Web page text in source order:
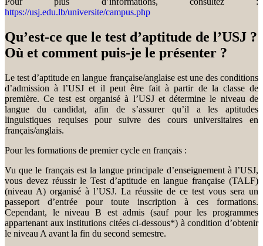
https://usj.edu.lb/universite/campus.php
Qu’est-ce que le test d’aptitude de l’USJ ?
Où et comment puis-je le présenter ?
Le test d’aptitude en langue française/anglaise est une des conditions
d’admission à l’USJ et il peut être fait à partir de la classe de
première. Ce test est organisé à l’USJ et détermine le niveau de
langue du candidat, afin de s’assurer qu’il a les aptitudes
linguistiques requises pour suivre des cours universitaires en
français/anglais.
Pour les formations de premier cycle en français :
Vu que le français est la langue principale d’enseignement à l’USJ,
vous devez réussir le Test d’aptitude en langue française (TALF)
(niveau A) organisé à l’USJ. La réussite de ce test vous sera un
passeport d’entrée pour toute inscription à ces formations.
Cependant, le niveau B est admis (sauf pour les programmes
appartenant aux institutions citées ci-dessous*) à condition d’obtenir
le niveau A avant la fin du second semestre.